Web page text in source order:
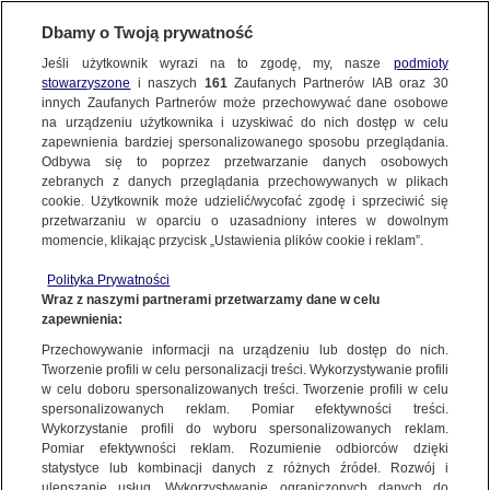
TVN24|SZKŁO KONTAKTOWE
SZKŁO KONTAKTOWE
Wróżbita Jacek
NAJNOWSZE
FAKTY
TVN24 GO
POLSKA
ŚWIAT
miasta:
WARSZAWA
Dzień dobry!
Jedno konto do wszystkich usług
Dbamy o Twoją prywatność
Jeśli użytkownik wyrazi na to zgodę, my, nasze podmioty
stowarzyszone i naszych 161Zaufanych Partnerów IAB oraz 30
innych Zaufanych Partnerów może przechowywać dane osobowe
na urządzeniu użytkownika i uzyskiwać do nich dostęp w celu
zapewnienia bardziej spersonalizowanego sposobu przeglądania.
Odbywa się to poprzez przetwarzanie danych osobowych
zebranych z danych przeglądania przechowywanych w plikach
cookie. Użytkownik może udzielić/wycofać zgodę i sprzeciwić się
przetwarzaniu w oparciu o uzasadniony interes w dowolnym
momencie, klikając przycisk „Ustawienia plików cookie i reklam”.
Polityka Prywatności
Wraz z naszymi partnerami przetwarzamy dane w celu
zapewnienia:
Przechowywanie informacji na urządzeniu lub dostęp do nich.
Tworzenie profili w celu personalizacji treści. Wykorzystywanie profili
w celu doboru spersonalizowanych treści. Tworzenie profili w celu
spersonalizowanych reklam. Pomiar efektywności treści.
Wykorzystanie profili do wyboru spersonalizowanych reklam.
Pomiar efektywności reklam. Rozumienie odbiorców dzięki
statystyce lub kombinacji danych z różnych źródeł. Rozwój i